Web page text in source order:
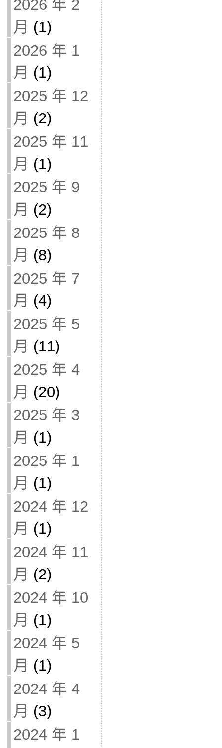
2026 年 2
月 (1)
2026 年 1
月 (1)
2025 年 12
月 (2)
2025 年 11
月 (1)
2025 年 9
月 (2)
2025 年 8
月 (8)
2025 年 7
月 (4)
2025 年 5
月 (11)
2025 年 4
月 (20)
2025 年 3
月 (1)
2025 年 1
月 (1)
2024 年 12
月 (1)
2024 年 11
月 (2)
2024 年 10
月 (1)
2024 年 5
月 (1)
2024 年 4
月 (3)
2024 年 1